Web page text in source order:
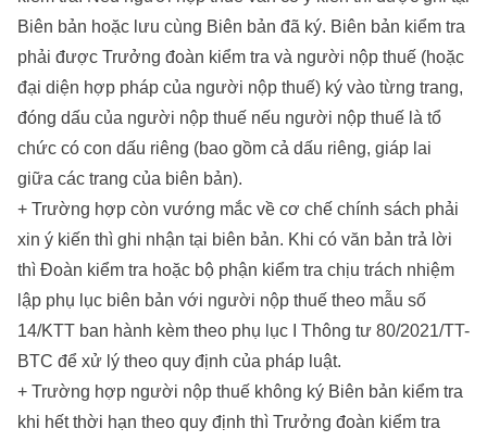
Biên bản hoặc lưu cùng Biên bản đã ký. Biên bản kiểm tra
phải được Trưởng đoàn kiểm tra và người nộp thuế (hoặc
đại diện hợp pháp của người nộp thuế) ký vào từng trang,
đóng dấu của người nộp thuế nếu người nộp thuế là tổ
chức có con dấu riêng (bao gồm cả dấu riêng, giáp lai
giữa các trang của biên bản).
+ Trường hợp còn vướng mắc về cơ chế chính sách phải
xin ý kiến thì ghi nhận tại biên bản. Khi có văn bản trả lời
thì Đoàn kiểm tra hoặc bộ phận kiểm tra chịu trách nhiệm
lập phụ lục biên bản với người nộp thuế theo mẫu số
14/KTT ban hành kèm theo phụ lục I Thông tư 80/2021/TT-
BTC để xử lý theo quy định của pháp luật.
+ Trường hợp người nộp thuế không ký Biên bản kiểm tra
khi hết thời hạn theo quy định thì Trưởng đoàn kiểm tra